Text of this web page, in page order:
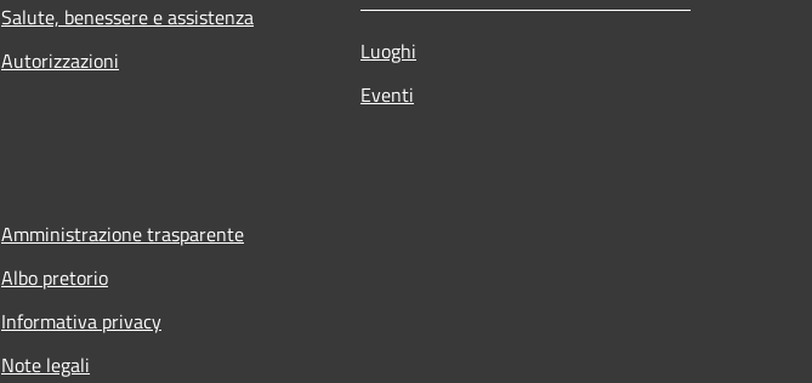
Salute, benessere e assistenza
Autorizzazioni
Luoghi
Eventi
Amministrazione trasparente
Albo pretorio
Informativa privacy
Note legali